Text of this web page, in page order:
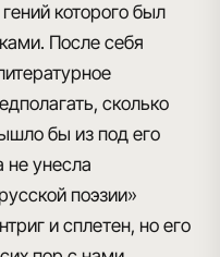
гений которого был
После себя
сколько
бы из под его
унесла
поэзии»
и сплетен, но его